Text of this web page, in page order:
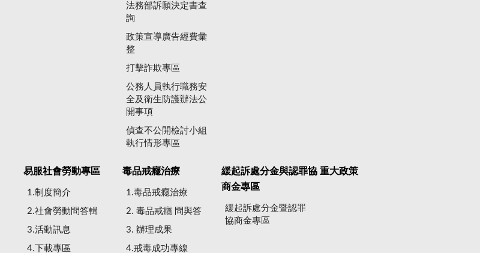
法務部訴願決定書查
詢
政策宣導廣告經費彙
整
打擊詐欺專區
公務人員執行職務安
全及衛生防護辦法公
開事項
偵查不公開檢討小組
執行情形專區
易服社會勞動專區
1.制度簡介
2.社會勞動問答輯
3.活動訊息
4.下載專區
毒品戒癮治療
1.毒品戒癮治療
2. 毒品戒癮 問與答
3. 辦理成果
4.戒毒成功專線
緩起訴處分金與認罪協
商金專區
緩起訴處分金暨認罪
協商金專區
重大政策